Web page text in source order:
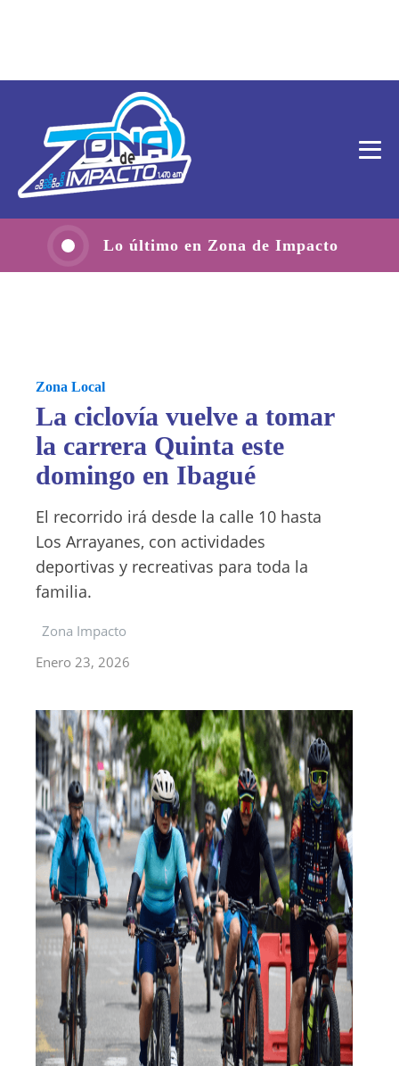
Lo último en Zona de Impacto
Zona Local
La ciclovía vuelve a tomar
la carrera Quinta este
domingo en Ibagué
El recorrido irá desde la calle 10 hasta
Los Arrayanes, con actividades
deportivas y recreativas para toda la
familia.
Zona Impacto
Enero 23, 2026